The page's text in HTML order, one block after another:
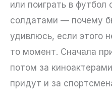
или поиграть в футбол
солдатами — почему
удивлюсь, если этого
то момент. Сначала
потом за
придут и за